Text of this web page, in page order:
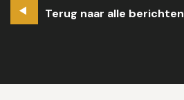
Terug naar alle berichten